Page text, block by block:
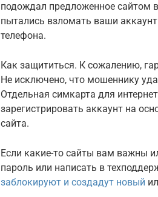
подождал предложенное сайтом
пытались взломать ваши
телефона.
Как защититься. К сожалению,
Не исключено, что мошеннику
Отдельная симкарта для
зарегистрировать аккаунт на
сайта.
Если какие-то сайты вам важны
пароль или написать в
заблокируют и создадут новый